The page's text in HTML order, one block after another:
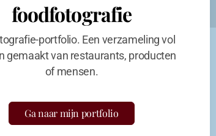
foodfotografie
portfolio. Een verzameling vol
gemaakt van restaurants, producten
of mensen.
Ga naar mijn portfolio